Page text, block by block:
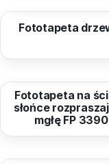
Fototapeta
od40,96 zł
Fototapeta na
słońce
mgłę FP 3390
od40,96 zł